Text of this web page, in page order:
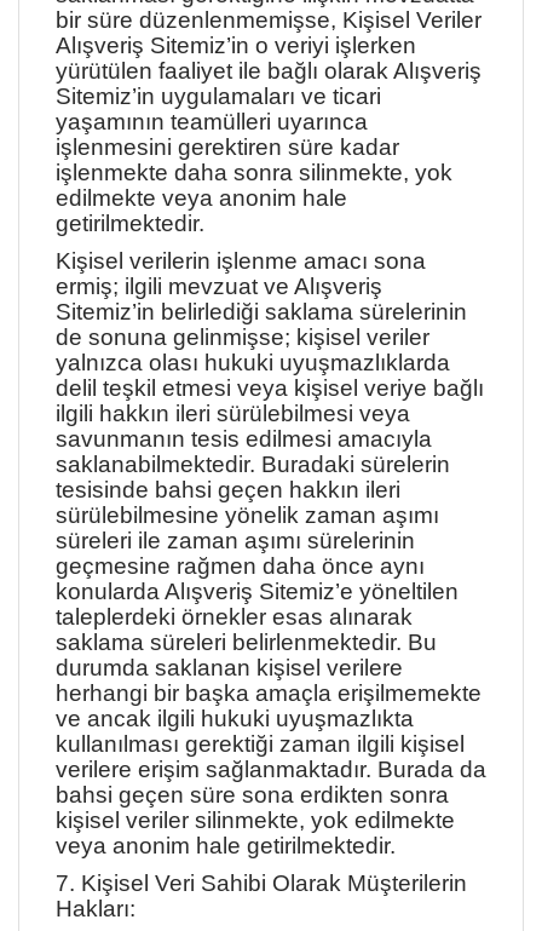
bir süre düzenlenmemişse, Kişisel Veriler
Alışveriş Sitemiz’in o veriyi işlerken
yürütülen faaliyet ile bağlı olarak Alışveriş
Sitemiz’in uygulamaları ve ticari
yaşamının teamülleri uyarınca
işlenmesini gerektiren süre kadar
işlenmekte daha sonra silinmekte, yok
edilmekte veya anonim hale
getirilmektedir.
Kişisel verilerin işlenme amacı sona
ermiş; ilgili mevzuat ve Alışveriş
Sitemiz’in belirlediği saklama sürelerinin
de sonuna gelinmişse; kişisel veriler
yalnızca olası hukuki uyuşmazlıklarda
delil teşkil etmesi veya kişisel veriye bağlı
ilgili hakkın ileri sürülebilmesi veya
savunmanın tesis edilmesi amacıyla
saklanabilmektedir. Buradaki sürelerin
tesisinde bahsi geçen hakkın ileri
sürülebilmesine yönelik zaman aşımı
süreleri ile zaman aşımı sürelerinin
geçmesine rağmen daha önce aynı
konularda Alışveriş Sitemiz’e yöneltilen
taleplerdeki örnekler esas alınarak
saklama süreleri belirlenmektedir. Bu
durumda saklanan kişisel verilere
herhangi bir başka amaçla erişilmemekte
ve ancak ilgili hukuki uyuşmazlıkta
kullanılması gerektiği zaman ilgili kişisel
verilere erişim sağlanmaktadır. Burada da
bahsi geçen süre sona erdikten sonra
kişisel veriler silinmekte, yok edilmekte
veya anonim hale getirilmektedir.
7. Kişisel Veri Sahibi Olarak Müşterilerin
Hakları: